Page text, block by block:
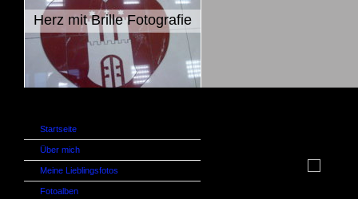
Herz mit Brille Fotografie
Startseite
Über mich
Meine Lieblingsfotos
Fotoalben